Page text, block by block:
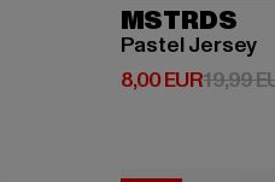
MSTRDS
Pastel Jersey
8,00 EUR
Derzeitiger Preis:
19,99